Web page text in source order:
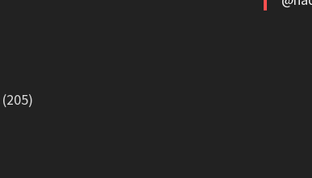
(205)